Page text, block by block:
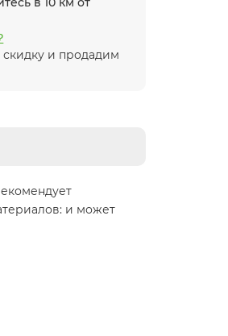
и продадим
и может